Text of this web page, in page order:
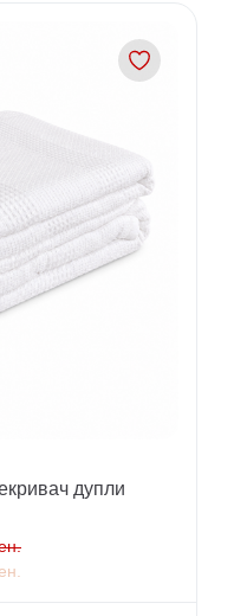
дупли